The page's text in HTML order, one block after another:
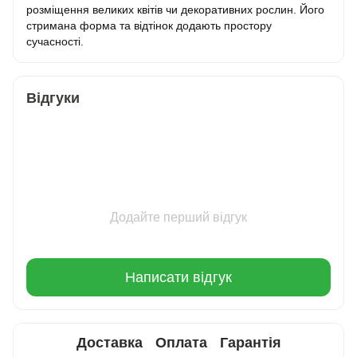
розміщення великих квітів чи декоративних рослин. Його
стримана форма та відтінок додають простору
сучасності.
Відгуки
Додайте перший відгук
Написати відгук
Доставка Оплата Гарантія